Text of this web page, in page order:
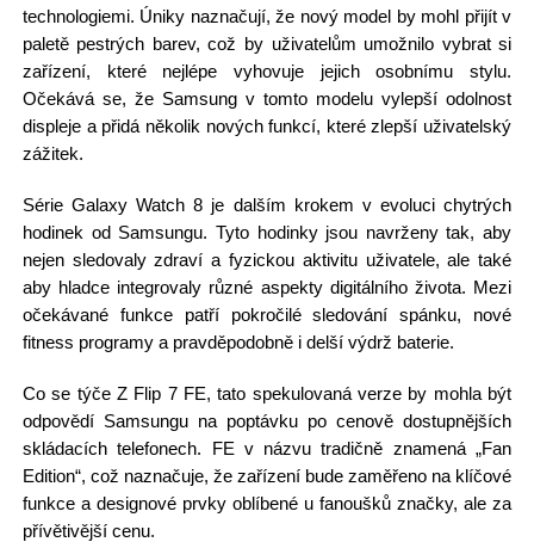
technologiemi. Úniky naznačují, že nový model by mohl přijít v
paletě pestrých barev, což by uživatelům umožnilo vybrat si
zařízení, které nejlépe vyhovuje jejich osobnímu stylu.
Očekává se, že Samsung v tomto modelu vylepší odolnost
displeje a přidá několik nových funkcí, které zlepší uživatelský
zážitek.
Série Galaxy Watch 8 je dalším krokem v evoluci chytrých
hodinek od Samsungu. Tyto hodinky jsou navrženy tak, aby
nejen sledovaly zdraví a fyzickou aktivitu uživatele, ale také
aby hladce integrovaly různé aspekty digitálního života. Mezi
očekávané funkce patří pokročilé sledování spánku, nové
fitness programy a pravděpodobně i delší výdrž baterie.
Co se týče Z Flip 7 FE, tato spekulovaná verze by mohla být
odpovědí Samsungu na poptávku po cenově dostupnějších
skládacích telefonech. FE v názvu tradičně znamená „Fan
Edition“, což naznačuje, že zařízení bude zaměřeno na klíčové
funkce a designové prvky oblíbené u fanoušků značky, ale za
přívětivější cenu.